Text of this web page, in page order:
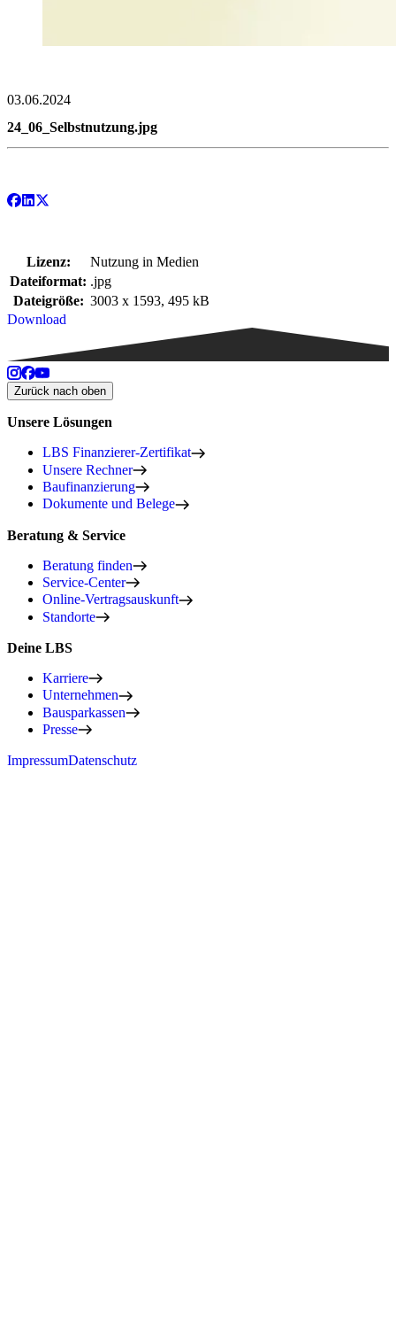
03.06.2024
24_06_Selbstnutzung.jpg
Lizenz:
Nutzung in Medien
Dateiformat: .jpg
Dateigröße: 3003 x 1593, 495 kB
Download
Zurück nach oben
Unsere Lösungen
LBS Finanzierer-Zertifikat
Unsere Rechner
Baufinanzierung
Dokumente und Belege
Beratung & Service
Beratung finden
Service-Center
Online-Vertragsauskunft
Standorte
Deine LBS
Karriere
Unternehmen
Bausparkassen
Presse
ImpressumDatenschutz